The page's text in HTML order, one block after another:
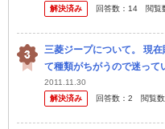
に、オン...
解決済み
回答数： 14 閲覧
三菱ジープについて。 現
て種類がちがうので迷って
い。安くて速くてディーゼ
ィーゼ...
2011.11.30
解決済み
回答数： 2 閲覧数